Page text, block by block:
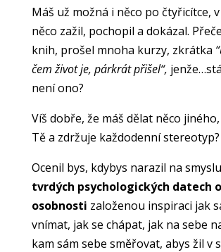
Máš už možná i něco po čtyřicítce,
něco zažil, pochopil a dokázal.
knih, prošel mnoha kurzy, zkrátka
čem život je, párkrát přišel“, j
není ono?
Víš dobře, že máš dělat něco
Tě a zdržuje každodenní stereotyp?
Ocenil bys, kdybys narazil na
tvrdých psychologických datech
osobnosti založenou inspiraci jak
vnímat, jak se chápat, jak na sebe
kam sám sebe směřovat, abys žil v